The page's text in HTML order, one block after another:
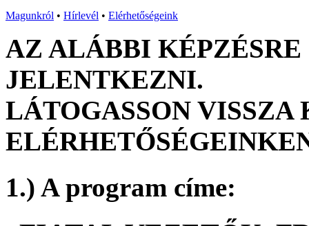
Magunkról • Hírlevél • Elérhetőségeink
AZ ALÁBBI
JELENTKEZNI.
LÁTOGASSON VISSZA
1.) A program címe: